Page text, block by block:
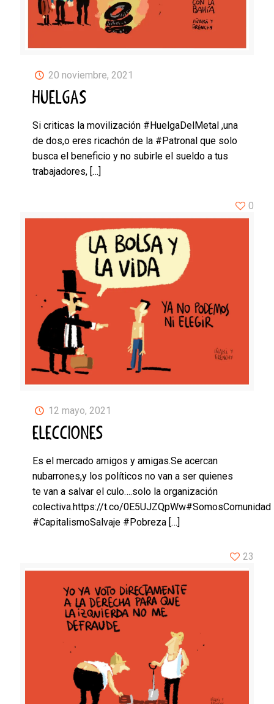
20 noviembre, 2021
HUELGAS
Si criticas la movilización #HuelgaDelMetal ,una
de dos,o eres ricachón de la #Patronal que solo
busca el beneficio y no subirle el sueldo a tus
trabajadores, […]
12 mayo, 2021
ELECCIONES
Es el mercado amigos y amigas.Se acercan
nubarrones,y los políticos no van a ser quienes
te van a salvar el culo….solo la organización
colectiva.https://t.co/0E5UJZQpWw#SomosComunidad
#CapitalismoSalvaje #Pobreza […]
0
23